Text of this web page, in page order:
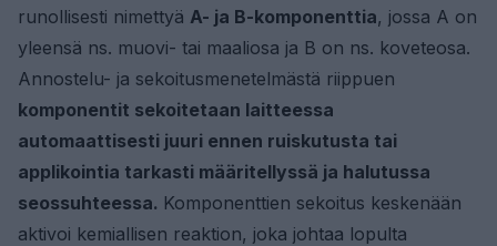
runollisesti nimettyä A- ja B-komponenttia, jossa A on
yleensä ns. muovi- tai maaliosa ja B on ns. koveteosa.
Annostelu- ja sekoitusmenetelmästä riippuen
komponentit sekoitetaan laitteessa
automaattisesti juuri ennen ruiskutusta tai
applikointia tarkasti määritellyssä ja halutussa
seossuhteessa. Komponenttien sekoitus keskenään
aktivoi kemiallisen reaktion, joka johtaa lopulta